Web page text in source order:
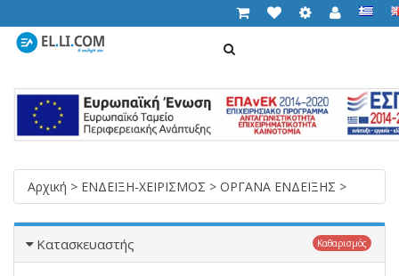
Αρχική > ΕΝΔΕΙΞΗ-ΧΕΙΡΙΣΜΟΣ > ΟΡΓΑΝΑ ΕΝΔΕΙΞΗΣ >
Κατασκευαστής Καθαρισμός